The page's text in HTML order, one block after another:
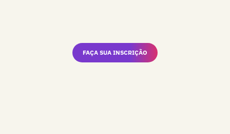
FAÇA SUA INSCRIÇÃO